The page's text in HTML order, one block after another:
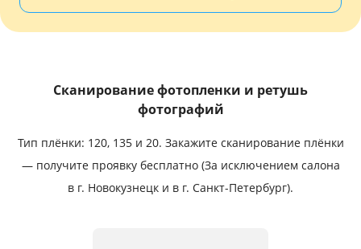
Сканирование фотопленки и ретушь
фотографий
Тип плёнки: 120, 135 и 20. Закажите сканирование плёнки
— получите проявку бесплатно (За исключением салона
в г. Новокузнецк и в г. Санкт-Петербург).